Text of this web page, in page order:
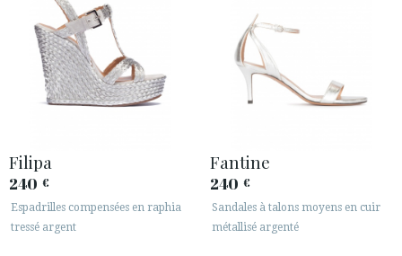
Toutes
Escarpins
Sandales
Filipa
240 €
Espadrilles compensées en raphia
tressé argent
Fantine
240 €
Sandales à talons moyens en cuir
métallisé argenté